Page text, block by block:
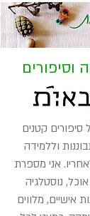
וסיפורים
קטנים
וללמידה
אני מספרת
נוסטלגיה
אישיים, מלווים